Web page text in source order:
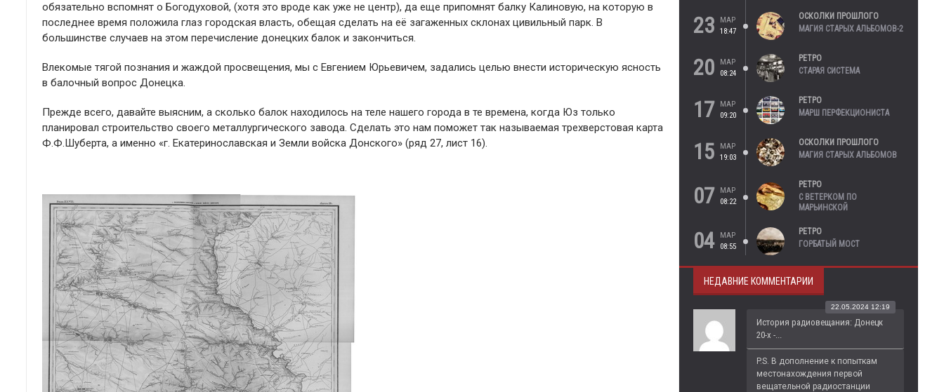
обязательно вспомнят о Богодуховой, (хотя это вроде как уже не центр), да еще припомнят балку Калиновую, на которую в
последнее время положила глаз городская власть, обещая сделать на её загаженных склонах цивильный парк. В
большинстве случаев на этом перечисление донецких балок и закончиться.
Влекомые тягой познания и жаждой просвещения, мы с Евгением Юрьевичем, задались целью внести историческую ясность
в балочный вопрос Донецка.
Прежде всего, давайте выясним, а сколько балок находилось на теле нашего города в те времена, когда Юз только
планировал строительство своего металлургического завода. Сделать это нам поможет так называемая трехверстовая карта
Ф.Ф.Шуберта, а именно «г. Екатеринославская и Земли войска Донского» (ряд 27, лист 16).
23
МАР
18:47
ОСКОЛКИ ПРОШЛОГО
МАГИЯ СТАРЫХ АЛЬБОМОВ-2
20
МАР
08:24
РЕТРО
СТАРАЯ СИСТЕМА
17
МАР
09:20
РЕТРО
МАРШ ПЕРФЕКЦИОНИСТА
15
МАР
19:03
ОСКОЛКИ ПРОШЛОГО
МАГИЯ СТАРЫХ АЛЬБОМОВ
07
МАР
08:22
РЕТРО
С ВЕТЕРКОМ ПО
МАРЬИНСКОЙ
04
МАР
08:55
РЕТРО
ГОРБАТЫЙ МОСТ
НЕДАВНИЕ КОММЕНТАРИИ
История радиовещания: Донецк
20-х -...
22.05.2024 12:19
P.S. В дополнение к попыткам
местонахождения первой
вещательной радиостанции